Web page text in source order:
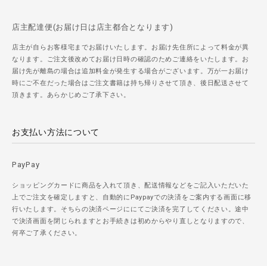
店主配達便(お届け日は店主都合となります)
店主が自らお客様宅までお届けいたします。お届け先住所によって料金が異
なります。ご注文後改めてお届け日時の確認のためご連絡をいたします。お
届け先が離島の場合は追加料金が発生する場合がございます。万が一お届け
時にご不在だった場合はご注文書籍は持ち帰りさせて頂き、後日配送させて
頂きます。あらかじめご了承下さい。
お支払い方法について
PayPay
ショッピングカードに商品を入れて頂き、配送情報などをご記入いただいた
上でご注文を確定しますと、自動的にPaypayでの決済をご案内する画面に移
行いたします。そちらの決済ページににてご決済を完了してください。途中
で決済画面を閉じられますとお手続きは初めからやり直しとなりますので、
何卒ご了承ください。